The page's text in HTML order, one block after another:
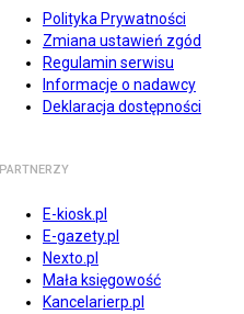
Polityka Prywatności
Zmiana ustawień zgód
Regulamin serwisu
Informacje o nadawcy
Deklaracja dostępności
PARTNERZY
E-kiosk.pl
E-gazety.pl
Nexto.pl
Mała księgowość
Kancelarierp.pl